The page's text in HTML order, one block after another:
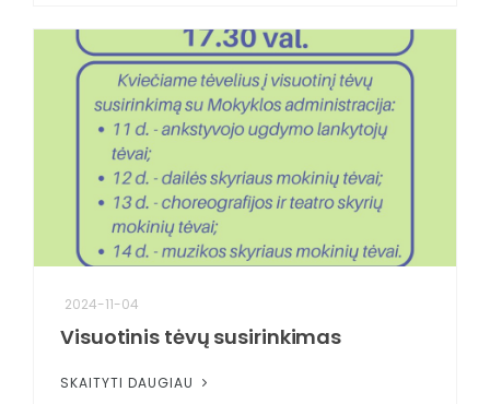
2024-11-04
Visuotinis tėvų susirinkimas
SKAITYTI DAUGIAU